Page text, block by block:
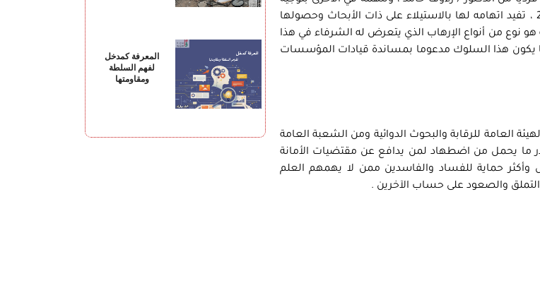
قذف لها عن طريق الإدلاء بتصريحات لجريدة الاهالى بتاريخ 13 / 2 / 2008 ، تفيد اتهامه لها بالاستيلاء على ذات الأبحاث وحصولها
نوع من أنواع الإرهاب الذي يتعرض له الشرفاء في هذا
هذا السلوك مدعوما بمساندة قيادات المؤسسات
العامة للرقابة والبحوث الدوائية ومن الشعبة العامة
ما يحمل من اضطهاد لمن يدافع عن مقتضيات الأمانة
وأكثر حماية للفساد والفاسدين ممن لا يهمهم العلم
والصعود على حساب الآخرين .
المعرفة كمدخل
لفهم السلطة
ومقاومتها